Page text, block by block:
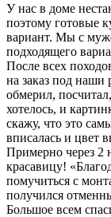
У нас в доме
поэтому готовые
вариант. Мы с
подходящего
После всех
на заказ под наши
обмерил,
хотелось, и
скажу, что это
вписалась и цвет
Примерно через 2
красавицу!
помучиться с
получился
Большое всем